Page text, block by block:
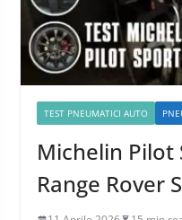
TEST PNEUMATICI AUTO
Michelin Pilot
Range Rover